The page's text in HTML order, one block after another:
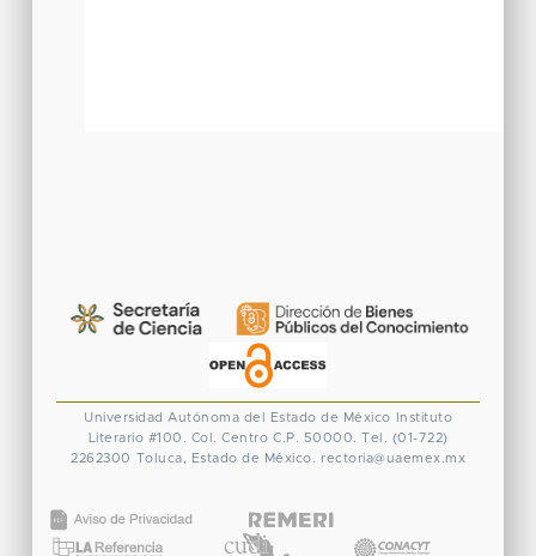
Universidad Autónoma del Estado de México
Instituto
Literario #100. Col. Centro C.P. 50000. Tel. (01-722)
2262300 Toluca, Estado de México. rectoria@uaemex.mx